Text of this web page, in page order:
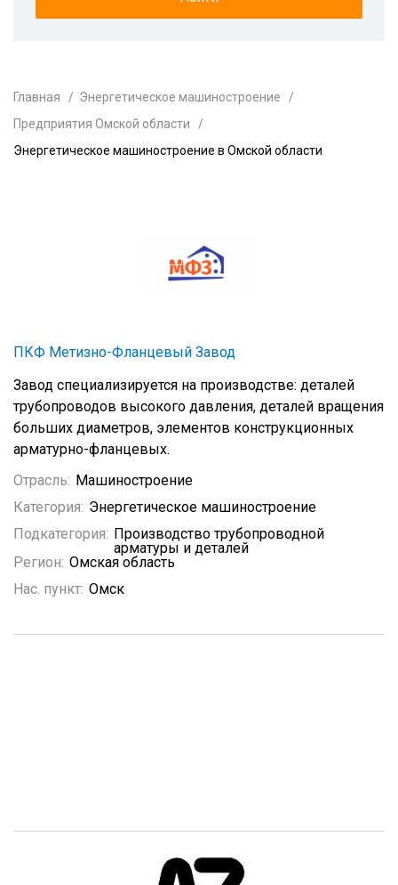
Главная
Энергетическое машиностроение
Предприятия Омской области
Энергетическое машиностроение в Омской области
ПКФ Метизно-Фланцевый Завод
Завод специализируется на производстве: деталей
трубопроводов высокого давления, деталей вращения
больших диаметров, элементов конструкционных
арматурно-фланцевых.
Отрасль: Машиностроение
Категория: Энергетическое машиностроение
Подкатегория: Производство трубопроводной
арматуры и деталей
Регион: Омская область
Нас. пункт: Омск